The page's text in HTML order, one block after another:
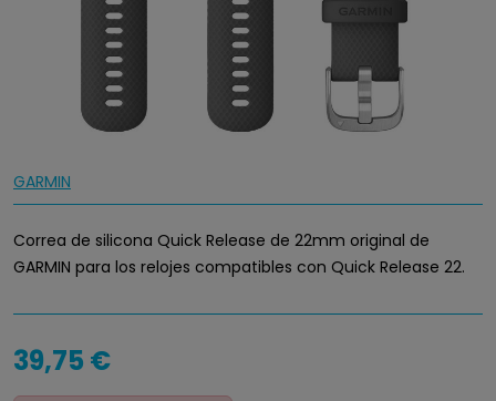
GARMIN
Correa de silicona Quick Release de 22mm original de
GARMIN para los relojes compatibles con Quick Release 22.
39,75 €